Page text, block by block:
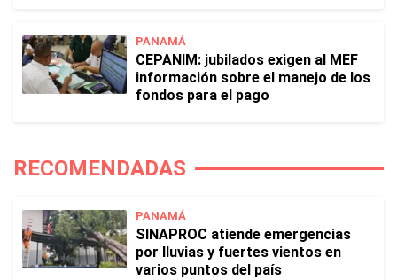
PANAMÁ
CEPANIM: jubilados exigen al MEF
información sobre el manejo de los
fondos para el pago
RECOMENDADAS
PANAMÁ
SINAPROC atiende emergencias
por lluvias y fuertes vientos en
varios puntos del país